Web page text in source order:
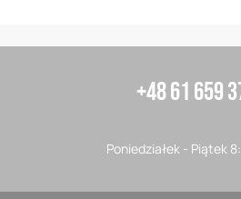
+48 61 659
Poniedziałek - Piątek